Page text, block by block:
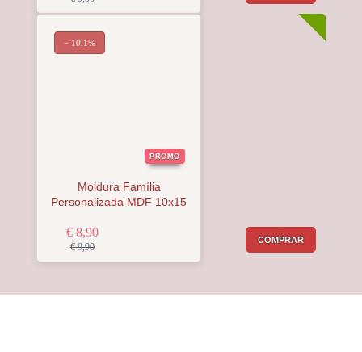
PROMO
Moldura Família
Personalizada MDF 10x15
€ 8,90
€ 9,90
COMPRAR
− 10.1%